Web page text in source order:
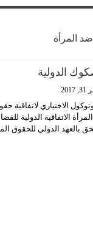
المرأة
الدولية
الاختياري لاتفاقية
الاتفاقية الدولية
بالعهد الدولي للحقوق